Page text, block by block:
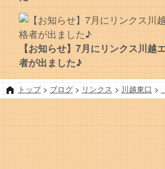
トップ> ブログ > リンクス > 川越東口 >
【お知らせ】7月にリンクス川越
者が出ました♪